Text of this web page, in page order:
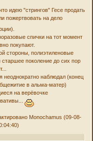
идею "стрингов" Гесе продать
пожертвовать на дело
спички на тот момент
покупают.
стороны, полиэтиленовые
старшее поколение до сих пор
неоднократно наблюдал (конец
в альма-матер)
на верёвочке
Monochamus (09-08-